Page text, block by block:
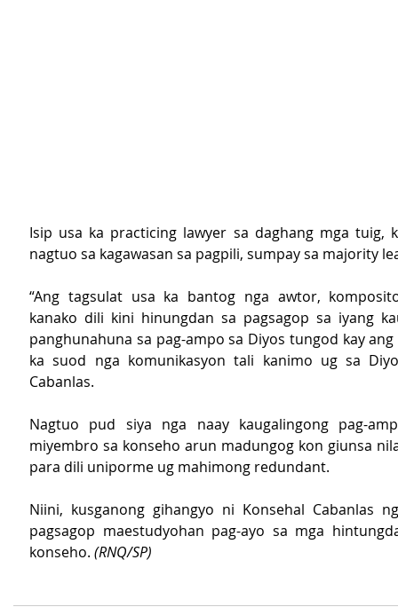
Isip usa ka practicing lawyer sa daghang mga tuig,
nagtuo sa kagawasan sa pagpili, sumpay sa majority
“Ang tagsulat usa ka bantog nga awtor,
kanako dili kini hinungdan sa pagsagop sa iyang
panghunahuna sa pag-ampo sa Diyos tungod kay
ka suod nga komunikasyon tali kanimo ug sa
Cabanlas.
Nagtuo pud siya nga naay kaugalingong pag-
miyembro sa konseho arun madungog kon giunsa
para dili uniporme ug mahimong redundant.
Niini, kusganong gihangyo ni Konsehal Cabanlas
pagsagop maestudyohan pag-ayo sa mga
konseho. (RNQ/SP)